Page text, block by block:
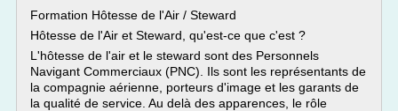
Formation Hôtesse de l'Air / Steward
Hôtesse de l'Air et Steward, qu'est-ce que c'est ?
L'hôtesse de l'air et le steward sont des Personnels
Navigant Commerciaux (PNC). Ils sont les représentants de
la compagnie aérienne, porteurs d'image et les garants de
la qualité de service. Au delà des apparences, le rôle